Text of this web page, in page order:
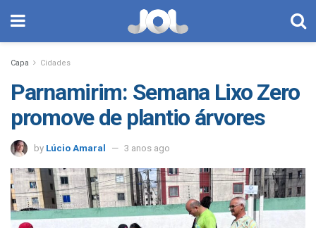
Capa Cidades
Parnamirim: Semana Lixo Zero
promove de plantio árvores
by Lúcio Amaral 3 anos ago